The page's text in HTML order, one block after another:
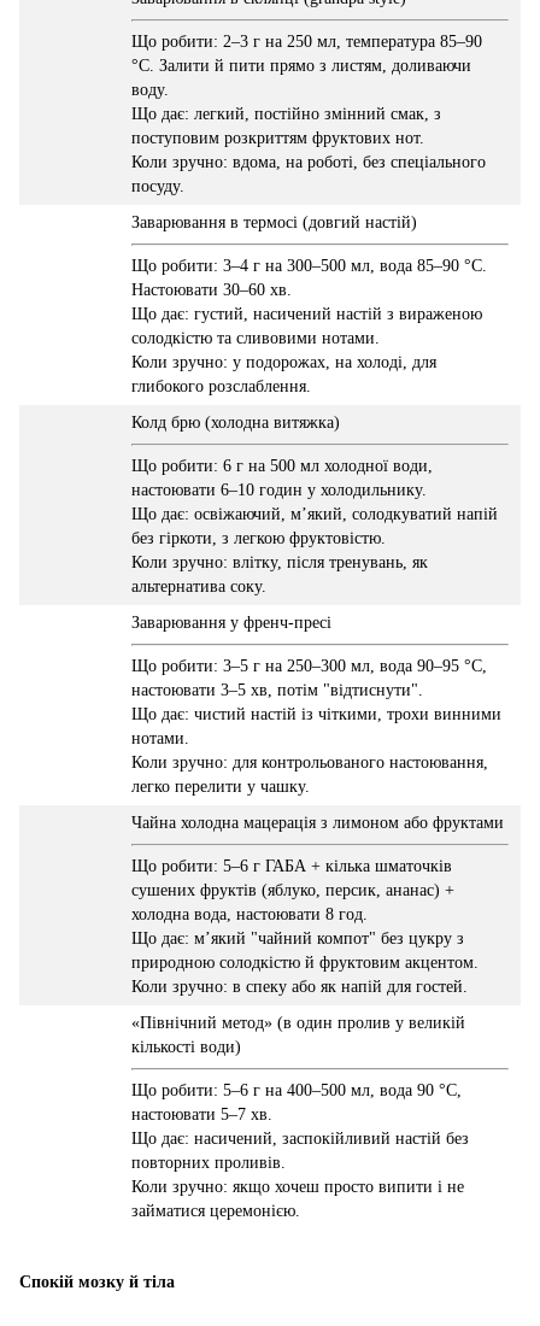
Що робити: 2–3 г на 250 мл, температура 85–90
°C. Залити й пити прямо з листям, доливаючи
воду.
Що дає: легкий, постійно змінний смак, з
поступовим розкриттям фруктових нот.
Коли зручно: вдома, на роботі, без спеціального
посуду.
Заварювання в термосі (довгий настій)
Що робити: 3–4 г на 300–500 мл, вода 85–90 °C.
Настоювати 30–60 хв.
Що дає: густий, насичений настій з вираженою
солодкістю та сливовими нотами.
Коли зручно: у подорожах, на холоді, для
глибокого розслаблення.
Колд брю (холодна витяжка)
Що робити: 6 г на 500 мл холодної води,
настоювати 6–10 годин у холодильнику.
Що дає: освіжаючий, мʼякий, солодкуватий напій
без гіркоти, з легкою фруктовістю.
Коли зручно: влітку, після тренувань, як
альтернатива соку.
Заварювання у френч-пресі
Що робити: 3–5 г на 250–300 мл, вода 90–95 °C,
настоювати 3–5 хв, потім "відтиснути".
Що дає: чистий настій із чіткими, трохи винними
нотами.
Коли зручно: для контрольованого настоювання,
легко перелити у чашку.
Чайна холодна мацерація з лимоном або фруктами
Що робити: 5–6 г ГАБА + кілька шматочків
сушених фруктів (яблуко, персик, ананас) +
холодна вода, настоювати 8 год.
Що дає: м’який "чайний компот" без цукру з
природною солодкістю й фруктовим акцентом.
Коли зручно: в спеку або як напій для гостей.
«Північний метод» (в один пролив у великій
кількості води)
Що робити: 5–6 г на 400–500 мл, вода 90 °C,
настоювати 5–7 хв.
Що дає: насичений, заспокійливий настій без
повторних проливів.
Коли зручно: якщо хочеш просто випити і не
займатися церемонією.
Спокій мозку й тіла